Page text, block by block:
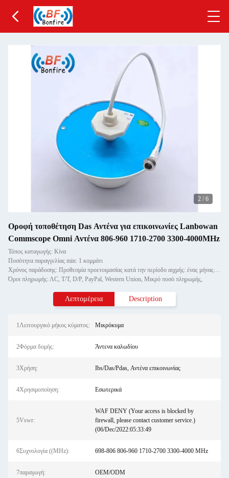
2 / 6
Οροφή τοποθέτηση Das Αντένα για επικοινωνίες Lanbowan
Commscope Omni Αντένα 806-960 1710-2700 3300-4000MHz
Τόπος καταγωγής: Κίνα
Ποσότητα παραγγελίας min: 1 κομμάτι
Χρόνος παράδοσης: Προθεσμία προετοιμασίας κατά την περίοδο αιχμής: ένας μήνας, εκτός εποχής: εντός 15 εργάσιμων ημερών
Όροι πληρωμής: ΛC, T/T, D/P, PayPal, Western Union, Μικρό ποσό πληρωμής,
Λεπτομέρεια Description
1Λειτουργικό μήκος κύματος: Μικρόκυμα
2Φόρμα δομής: Άντενα καλωδίου
3Χρήση: Ibs/Das/Pdas, Αντένα επικοινωνίας
4Χρησιμοποίηση: Εσωτερικά
5Vswr:
WAF DENY (Your access is blocked by
firewall, please contact customer service.)
(06/Dec/2022:05:33:49
6Συχνολογία ((MHz): 698-806 806-960 1710-2700 3300-4000 MHz
7παραγωγή: OEM/ODM